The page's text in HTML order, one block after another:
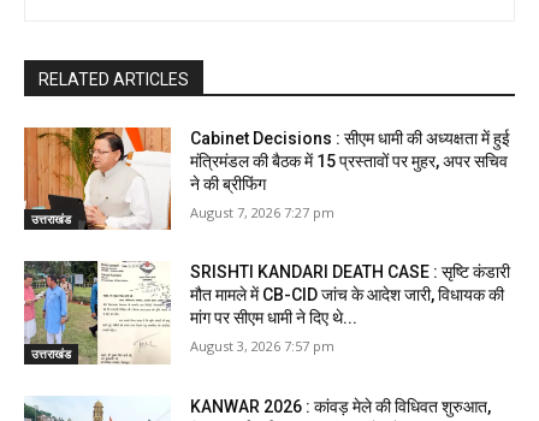
RELATED ARTICLES
उत्तराखंड
Cabinet Decisions : सीएम धामी की अध्यक्षता में हुई
मंत्रिमंडल की बैठक में 15 प्रस्तावों पर मुहर, अपर सचिव
ने की ब्रीफिंग
August 7, 2026 7:27 pm
उत्तराखंड
SRISHTI KANDARI DEATH CASE : सृष्टि कंडारी
मौत मामले में CB-CID जांच के आदेश जारी, विधायक की
मांग पर सीएम धामी ने दिए थे...
August 3, 2026 7:57 pm
KANWAR 2026 : कांवड़ मेले की विधिवत शुरुआत,